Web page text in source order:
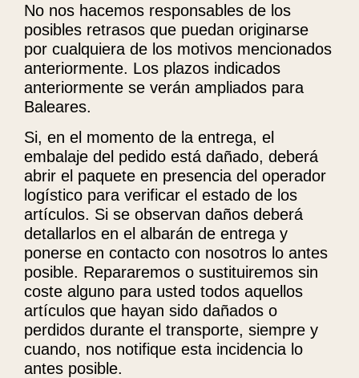
No nos hacemos responsables de los
posibles retrasos que puedan originarse
por cualquiera de los motivos mencionados
anteriormente. Los plazos indicados
anteriormente se verán ampliados para
Baleares.
Si, en el momento de la entrega, el
embalaje del pedido está dañado, deberá
abrir el paquete en presencia del operador
logístico para verificar el estado de los
artículos. Si se observan daños deberá
detallarlos en el albarán de entrega y
ponerse en contacto con nosotros lo antes
posible. Repararemos o sustituiremos sin
coste alguno para usted todos aquellos
artículos que hayan sido dañados o
perdidos durante el transporte, siempre y
cuando, nos notifique esta incidencia lo
antes posible.